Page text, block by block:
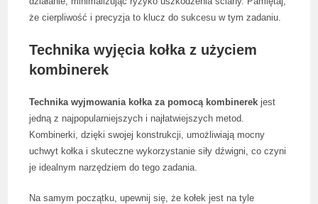
że cierpliwość i precyzja to klucz do sukcesu w tym zadaniu.
Technika wyjęcia kołka z użyciem
kombinerek
Technika wyjmowania kołka za pomocą kombinerek jest
jedną z najpopularniejszych i najłatwiejszych metod.
Kombinerki, dzięki swojej konstrukcji, umożliwiają mocny
uchwyt kołka i skuteczne wykorzystanie siły dźwigni, co czyni
je idealnym narzędziem do tego zadania.
Na samym początku, upewnij się, że kołek jest na tyle